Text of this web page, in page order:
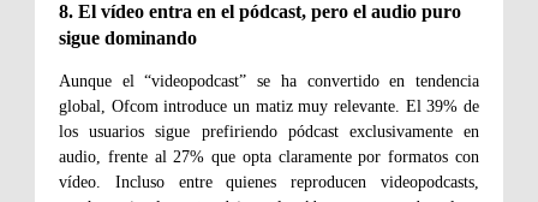
8. El vídeo entra en el pódcast, pero el audio puro
sigue dominando
Aunque el “videopodcast” se ha convertido en tendencia
global, Ofcom introduce un matiz muy relevante. El 39% de
los usuarios sigue prefiriendo pódcast exclusivamente en
audio, frente al 27% que opta claramente por formatos con
vídeo. Incluso entre quienes reproducen videopodcasts,